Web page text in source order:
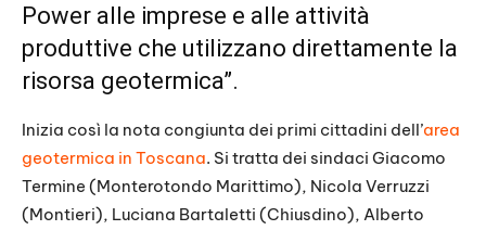
Power alle imprese e alle attività
produttive che utilizzano direttamente la
risorsa geotermica”.
Inizia così la nota congiunta dei primi cittadini dell’area
geotermica in Toscana. Si tratta dei sindaci Giacomo
Termine (Monterotondo Marittimo), Nicola Verruzzi
(Montieri), Luciana Bartaletti (Chiusdino), Alberto